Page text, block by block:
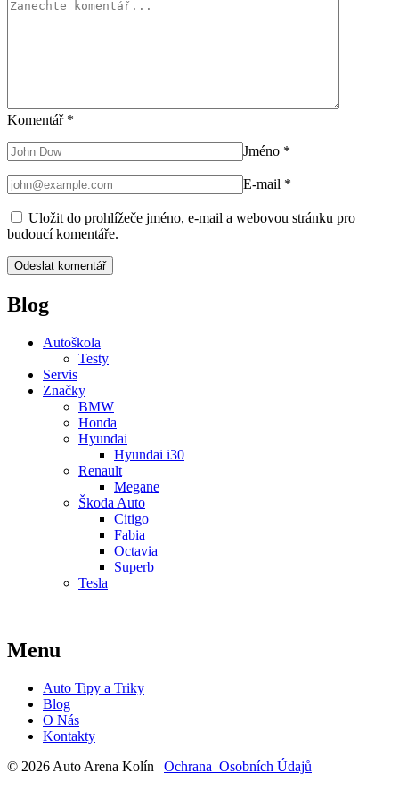
Komentář *
Jméno *
E-mail *
Uložit do prohlížeče jméno, e-mail a webovou stránku pro
budoucí komentáře.
Blog
Autoškola
Testy
Servis
Značky
BMW
Honda
Hyundai
Hyundai i30
Renault
Megane
Škoda Auto
Citigo
Fabia
Octavia
Superb
Tesla
Menu
Auto Tipy a Triky
Blog
O Nás
Kontakty
© 2026 Auto Arena Kolín | Ochrana Osobních Údajů